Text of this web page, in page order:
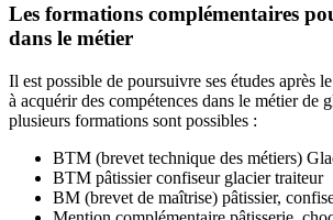
Les formations complémentaires
dans le métier
Il est possible de poursuivre ses études après
à acquérir des compétences dans le métier de
plusieurs formations sont possibles :
BTM (brevet technique des métiers)
BTM pâtissier confiseur glacier traiteur
BM (brevet de maîtrise) pâtissier,